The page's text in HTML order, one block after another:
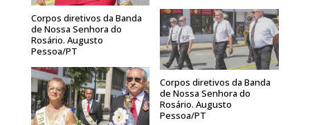
Corpos diretivos da Banda
de Nossa Senhora do
Rosário. Augusto
Pessoa/PT
Corpos diretivos da Banda
de Nossa Senhora do
Rosário. Augusto
Pessoa/PT